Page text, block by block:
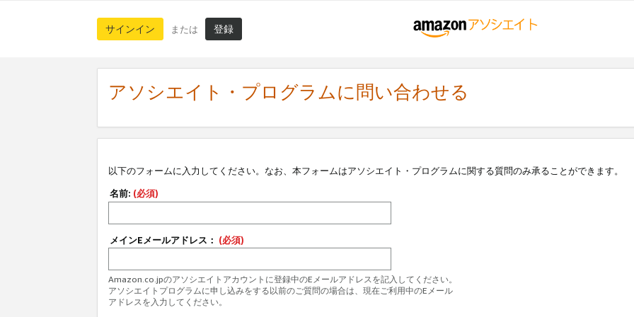
サインイン または 登録
アソシエイト・プログラムに問い合わせる
以下のフォームに入力してください。なお、本フォームはアソシエイト・プログラムに関する質問のみ承ることができます。
名前: (必須)
メインEメールアドレス： (必須)
Amazon.co.jpのアソシエイトアカウントに登録中のEメールアドレスを記入してください。
アソシエイトプログラムに申し込みをする以前のご質問の場合は、現在ご利用中のEメール
アドレスを入力してください。